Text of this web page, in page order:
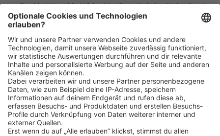
von Geschlecht/geschlechtlicher Identität, ethnischer Herkunft und
Nationalität, sozialer Herkunft, Religion/Weltanschauung,
körperlichen und geistigen Fähigkeiten, Alter sowie sexueller
willkommen sind.